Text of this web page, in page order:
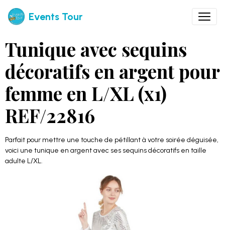
Events Tour
Tunique avec sequins
décoratifs en argent pour
femme en L/XL (x1)
REF/22816
Parfait pour mettre une touche de pétillant à votre soirée déguisée,
voici une tunique en argent avec ses sequins décoratifs en taille
adulte L/XL.